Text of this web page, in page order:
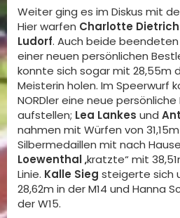
Weiter ging es im Diskus mit
Hier warfen Charlotte Dietrich
Ludorf. Auch beide
einer neuen persönlichen
konnte sich sogar mit 28,55m
Meisterin holen. Im Speerwurf
NORDler eine neue
aufstellen; Lea Lankes und
nahmen mit Würfen von
Silbermedaillen mit nach
Loewenthal„kratzte“ mit
Linie. Kalle Sieg steigerte sich
28,62m in der M14 und Hanna
der W15.